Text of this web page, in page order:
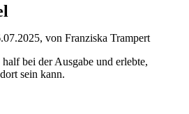
von Franziska Trampert
bei der Ausgabe und erlebte,
sein kann.